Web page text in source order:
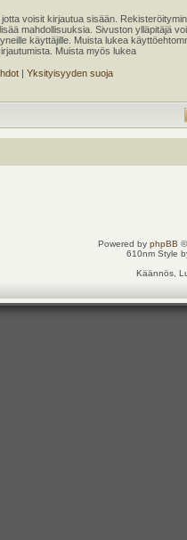
voisit kirjautua sisään.
mahdollisuuksia. Sivuston ylläpitäjä
käyttäjille. Muista lukea
Muista myös lukea
| Yksityisyyden suoja
Powered by phpBB
610nm Style
Käännös,